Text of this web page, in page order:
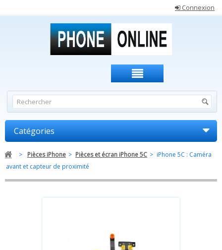
Connexion
Catégories
> Pièces iPhone > Pièces et écran iPhone 5C > iPhone 5C : Caméra
avant et capteur de proximité